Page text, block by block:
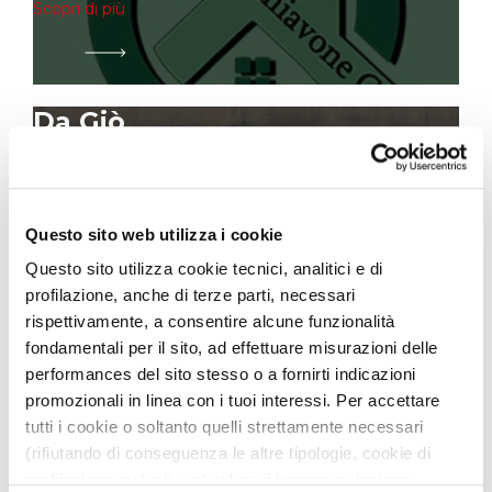
Questo sito web utilizza i cookie
Questo sito utilizza cookie tecnici, analitici e di
profilazione, anche di terze parti, necessari
rispettivamente, a consentire alcune funzionalità
fondamentali per il sito, ad effettuare misurazioni delle
performances del sito stesso o a fornirti indicazioni
promozionali in linea con i tuoi interessi. Per accettare
tutti i cookie o soltanto quelli strettamente necessari
(rifiutando di conseguenza le altre tipologie, cookie di
Scopri di più
Da Giò
Accessori e Bigiotteria | Accessori Moda e Pelletteria
Scopri di più
Ni Hao Trading
Settore C9
Abbigliamento donna | Abbigliamento uomo
Scopri di più
C&J CALZATURE